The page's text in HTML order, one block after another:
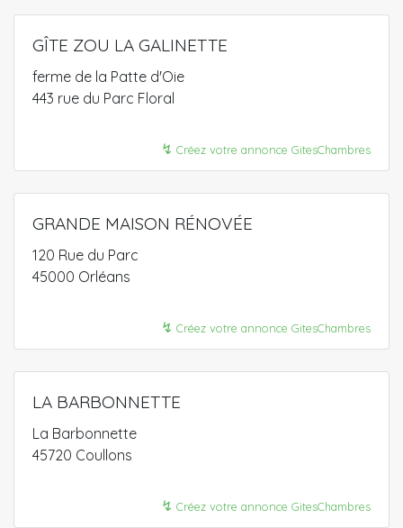
GÎTE ZOU LA GALINETTE
ferme de la Patte d'Oie
443 rue du Parc Floral
↯ Créez votre annonce GitesChambres
GRANDE MAISON RÉNOVÉE
120 Rue du Parc
45000 Orléans
↯ Créez votre annonce GitesChambres
LA BARBONNETTE
La Barbonnette
45720 Coullons
↯ Créez votre annonce GitesChambres